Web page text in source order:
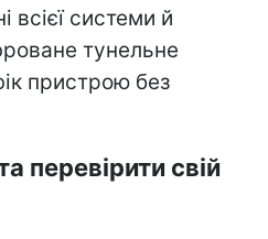
всієї системи й
тунельне
пристрою без
перевірити свій